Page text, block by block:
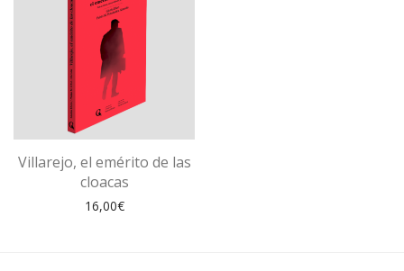
Villarejo, el emérito de las
cloacas
16,00€